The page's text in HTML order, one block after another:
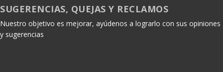
SUGERENCIAS, QUEJAS Y RECLAMOS
Nuestro objetivo es mejorar, ayúdenos a lograrlo con sus opiniones
y sugerencias